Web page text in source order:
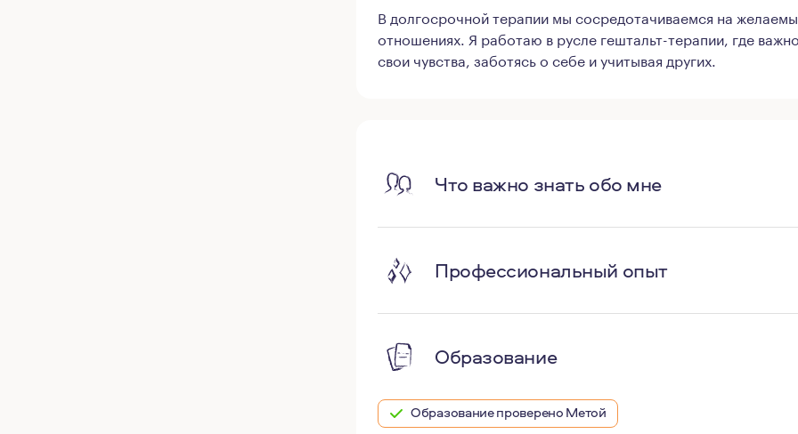
В долгосрочной терапии мы сосредотачиваемся на
отношениях. Я работаю в русле гештальт-терапии, где
свои чувства, заботясь о себе и учитывая других.
Что важно знать обо мне
Профессиональный опыт
Образование
Образование проверено Метой